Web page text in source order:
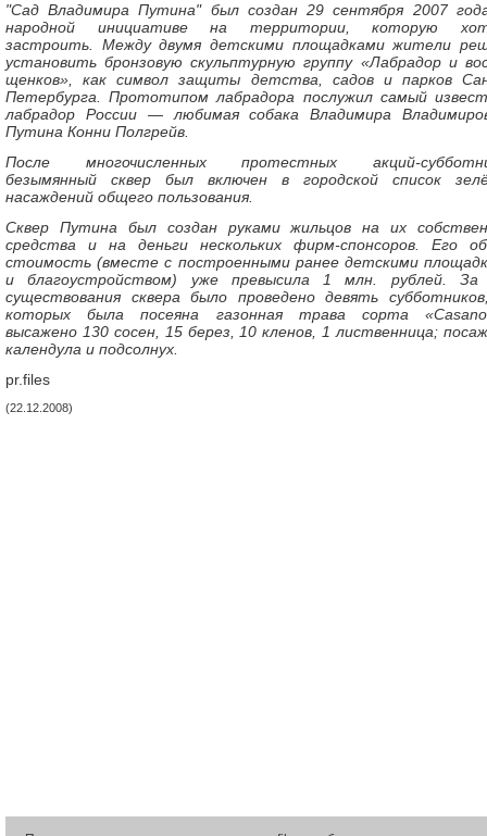
"Сад Владимира Путина" был создан 29 сентября 2007
народной инициативе на территории, которую
застроить. Между двумя детскими площадками жители
установить бронзовую скульптурную группу «Лабрадор и
щенков», как символ защиты детства, садов и парков
Петербурга. Прототипом лабрадора послужил самый
лабрадор России — любимая собака Владимира
Путина Конни Полгрейв.
После многочисленных протестных акций-
безымянный сквер был включен в городской список
насаждений общего пользования.
Сквер Путина был создан руками жильцов на их
средства и на деньги нескольких фирм-спонсоров. Его
стоимость (вместе с построенными ранее детскими
и благоустройством) уже превысила 1 млн. рублей. За
существования сквера было проведено девять
которых была посеяна газонная трава сорта
высажено 130 сосен, 15 берез, 10 кленов, 1 лиственница;
календула и подсолнух.
pr.files
(22.12.2008)